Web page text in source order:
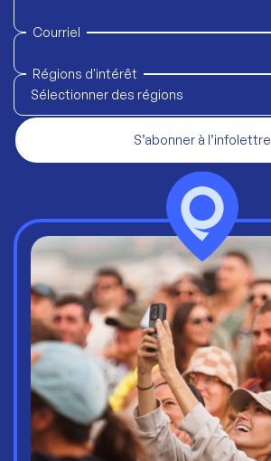
Courriel
Régions d'intérêt
Sélectionner des régions
S’abonner à l’infolettre